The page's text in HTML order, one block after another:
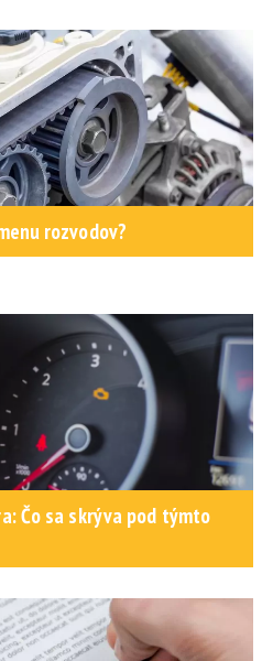
rozvodov?
Čo sa skrýva pod týmto